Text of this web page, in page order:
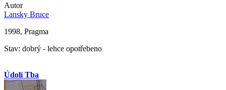
Autor
Lansky Bruce
1998, Pragma
Stav: dobrý - lehce opotřebeno
Údolí Tba